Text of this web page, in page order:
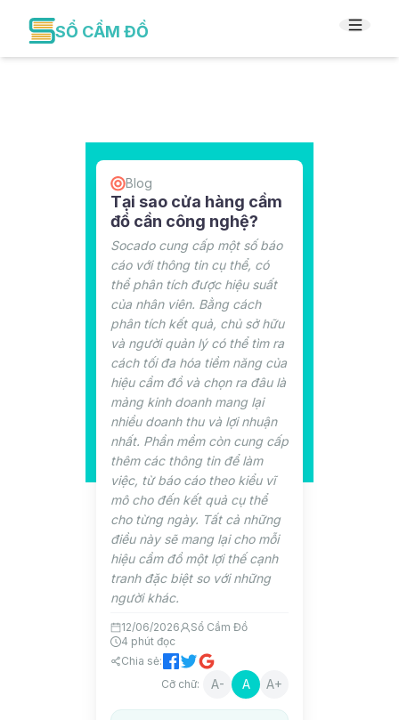
SỔ CẦM ĐỒ
Blog
Tại sao cửa hàng cầm
đồ cần công nghệ?
Socado cung cấp một số báo
cáo với thông tin cụ thể, có
thể phân tích được hiệu suất
của nhân viên. Bằng cách
phân tích kết quả, chủ sở hữu
và người quản lý có thể tìm ra
cách tối đa hóa tiềm năng của
hiệu cầm đồ và chọn ra đâu là
mảng kinh doanh mang lại
nhiều doanh thu và lợi nhuận
nhất. Phần mềm còn cung cấp
thêm các thông tin để làm
việc, từ báo cáo theo kiểu vĩ
mô cho đến kết quả cụ thể
cho từng ngày. Tất cả những
điều này sẽ mang lại cho mỗi
hiệu cầm đồ một lợi thế cạnh
tranh đặc biệt so với những
người khác.
12/06/2026
Sổ Cầm Đồ
4 phút đọc
Chia sẻ:
Cỡ chữ:
A- A A+